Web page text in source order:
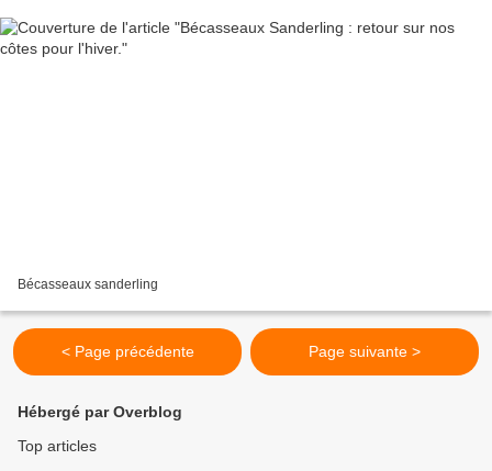
Bécasseaux sanderling
< Page précédente Page suivante >
Hébergé par Overblog
Top articles